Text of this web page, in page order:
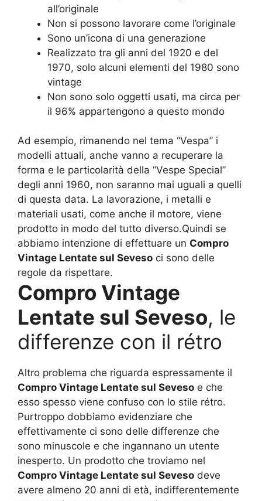
all’originale
Non si possono lavorare come l’originale
Sono un’icona di una generazione
Realizzato tra gli anni del 1920 e del
1970, solo alcuni elementi del 1980 sono
vintage
Non sono solo oggetti usati, ma circa per
il 96% appartengono a questo mondo
Ad esempio, rimanendo nel tema “Vespa” i
modelli attuali, anche vanno a recuperare la
forma e le particolarità della “Vespe Special”
degli anni 1960, non saranno mai uguali a quelli
di questa data. La lavorazione, i metalli e
materiali usati, come anche il motore, viene
prodotto in modo del tutto diverso.Quindi se
abbiamo intenzione di effettuare un Compro
Vintage Lentate sul Seveso ci sono delle
regole da rispettare.
Compro Vintage
Lentate sul Seveso, le
differenze con il rétro
Altro problema che riguarda espressamente il
Compro Vintage Lentate sul Seveso e che
esso spesso viene confuso con lo stile rétro.
Purtroppo dobbiamo evidenziare che
effettivamente ci sono delle differenze che
sono minuscole e che ingannano un utente
inesperto. Un prodotto che troviamo nel
Compro Vintage Lentate sul Seveso deve
avere almeno 20 anni di età, indifferentemente